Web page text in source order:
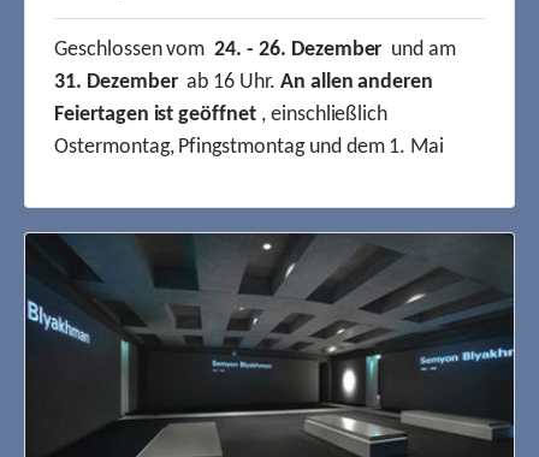
Geschlossen vom24. - 26. Dezember und am
31. Dezemberab 16 Uhr. An allen anderen
Feiertagen ist geöffnet, einschließlich
Ostermontag, Pfingstmontag und dem 1. Mai